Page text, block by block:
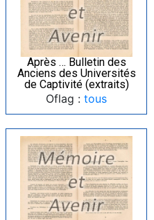
Après … Bulletin des
Anciens des Universités
de Captivité (extraits)
Oflag : tous